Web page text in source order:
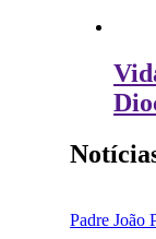
Padre João